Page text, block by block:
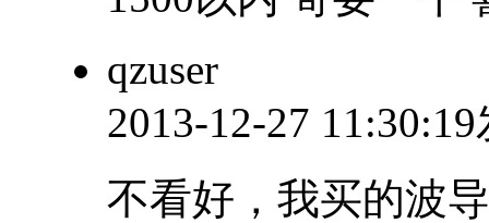
qzuser
2013-12-27
不看好，我买的波